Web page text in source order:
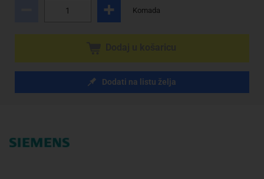
Komada
Dodati na listu želja